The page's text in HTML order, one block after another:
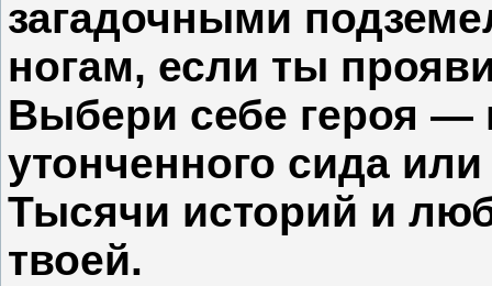
загадочными
ногам, если ты
Выбери себе героя —
утонченного сида
Тысячи историй и
твоей.